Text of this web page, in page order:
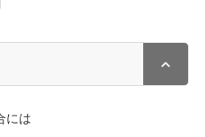
には